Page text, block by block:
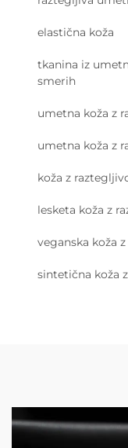
elastična koža
tkanina iz
smerih
umetna koža z
umetna koža z
koža z
lesketa koža z
veganska koža
sintetična koža